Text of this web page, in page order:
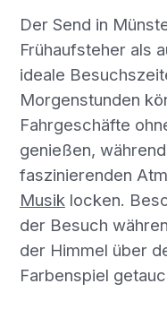
Der Send in
Frühaufsteher als
ideale
Morgenstunden
Fahrgeschäfte
genießen,
faszinierenden
Musik locken.
der Besuch
der Himmel über
Farbenspiel